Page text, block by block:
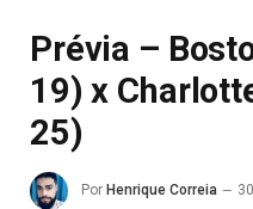
Prévia –
19) x
25)
Por Henrique Correia